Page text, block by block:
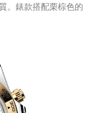
。錶款搭配栗棕色的